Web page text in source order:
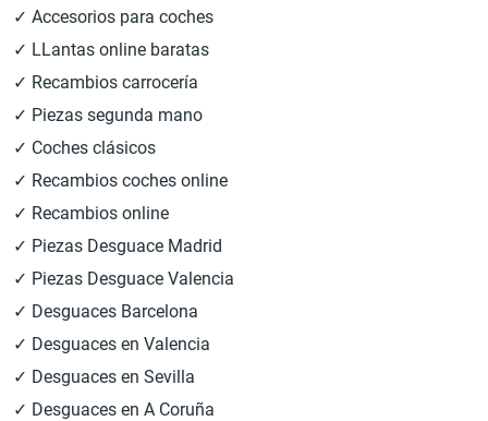
✓ Accesorios para coches
✓ LLantas online baratas
✓ Recambios carrocería
✓ Piezas segunda mano
✓ Coches clásicos
✓ Recambios coches online
✓ Recambios online
✓ Piezas Desguace Madrid
✓ Piezas Desguace Valencia
✓ Desguaces Barcelona
✓ Desguaces en Valencia
✓ Desguaces en Sevilla
✓ Desguaces en A Coruña